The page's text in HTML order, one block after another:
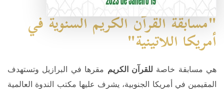
"مسابقة القرآن الكريم السنوية في
أمريكا اللاتينية"
هي مسابقة خاصة للقرآن الكريم مقرها في البرازيل وتستهدف
المقيمين في أمريكا الجنوبية، يشرف عليها مكتب الندوة العالمية